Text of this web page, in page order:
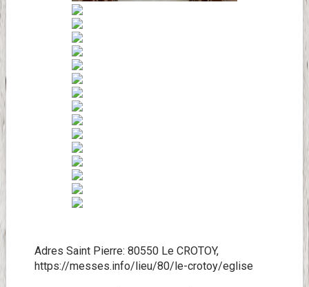
Adres Saint Pierre: 80550 Le CROTOY,
https://messes.info/lieu/80/le-crotoy/eglise